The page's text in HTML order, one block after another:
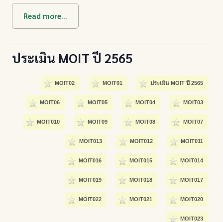
Read more...
ประเมิน MOIT ปี 2565
ประเมิน MOIT ปี 2565
MOIT01
MOIT02
MOIT03
MOIT04
MOIT05
MOIT06
MOIT07
MOIT08
MOIT09
MOIT010
MOIT011
MOIT012
MOIT013
MOIT014
MOIT015
MOIT016
MOIT017
MOIT018
MOIT019
MOIT020
MOIT021
MOIT022
MOIT023